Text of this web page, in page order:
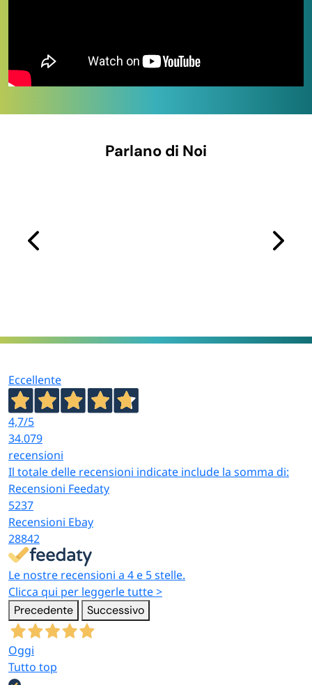
Parlano di Noi
Eccellente
4,7/5
34.079
recensioni
Il totale delle recensioni indicate include la somma di:
Recensioni Feedaty
5237
Recensioni Ebay
28842
Le nostre recensioni a 4 e 5 stelle.
Clicca qui per leggerle tutte >
Precedente Successivo
Oggi
Tutto top